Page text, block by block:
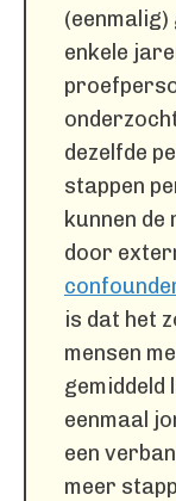
enkele
dezelfde
stappen
kunnen
door
is dat het
mensen
gemiddeld
eenmaal
een
meer